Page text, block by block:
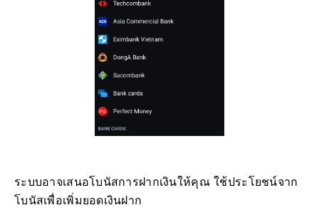
ระบบอาจเสนอโบนัสการฝากเงินให้คุณ ใช้ประโยชน์จาก
โบนัสเพื่อเพิ่มยอดเงินฝาก